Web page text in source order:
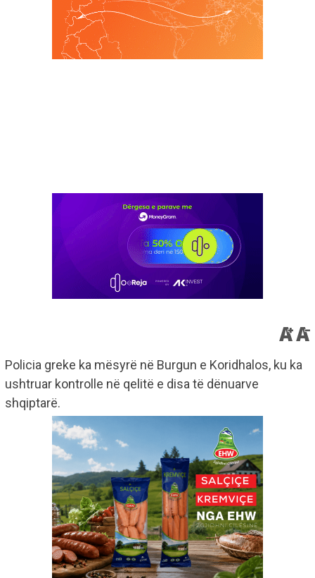
Policia greke ka mësyrë në Burgun e Koridhalos, ku ka
ushtruar kontrolle në qelitë e disa të dënuarve
shqiptarë.